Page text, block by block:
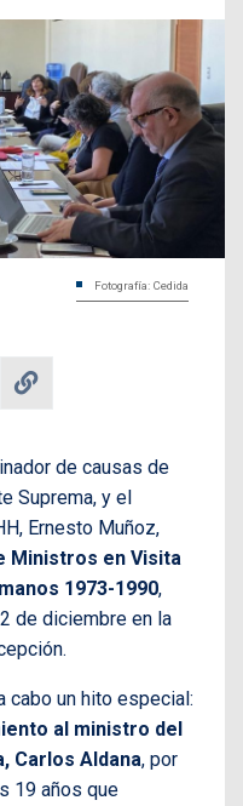
Fotografía: Cedida
de causas de
Suprema, y el
Ernesto Muñoz,
Ministros en Visita
1973-1990,
de diciembre en la
cabo un hito especial:
al ministro del
Carlos Aldana, por
19 años que